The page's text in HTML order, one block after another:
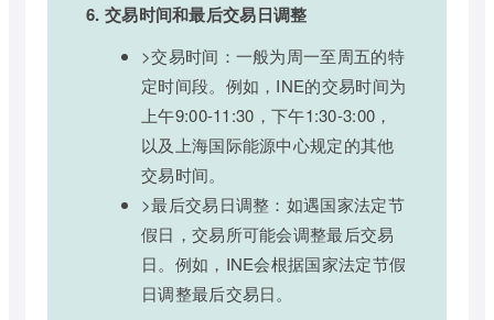
6. 交易时间和最后交易日调整
>交易时间：一般为周一至周五的特
定时间段。例如，INE的交易时间为
上午9:00-11:30，下午1:30-3:00，
以及上海国际能源中心规定的其他
交易时间。
>最后交易日调整：如遇国家法定节
假日，交易所可能会调整最后交易
日。例如，INE会根据国家法定节假
日调整最后交易日。